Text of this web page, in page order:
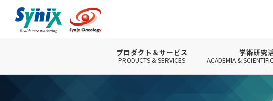
ス
プロダクト＆サービス
PRODUCTS & SERVICES
学術研究
ACADEMIA &